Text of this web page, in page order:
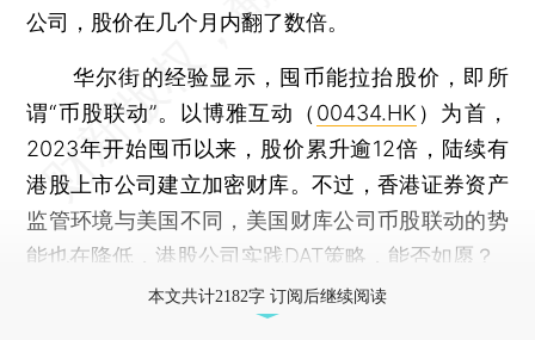
公司，股价在几个月内翻了数倍。
华尔街的经验显示，囤币能拉抬股价，即所
谓“币股联动”。以博雅互动（ 00434.HK ）为首，
2023年开始囤币以来，股价累升逾12倍，陆续有
港股上市公司建立加密财库。不过，香港证券资产
监管环境与美国不同，美国财库公司币股联动的势
能也在降低，港股公司实践DAT策略，能否如愿？
本文共计2182字 订阅后继续阅读